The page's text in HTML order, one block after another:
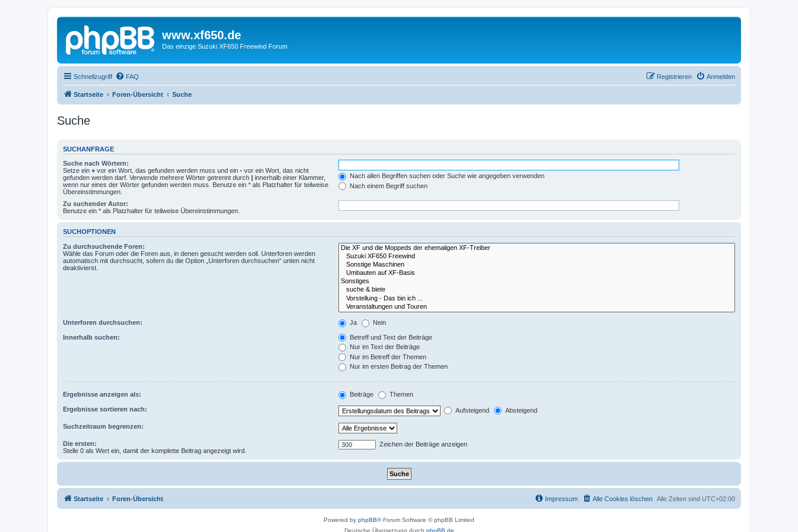
www.xf650.de
Das einzige Suzuki XF650 Freewind Forum
Schnellzugriff FAQ Anmelden
Registrieren
Startseite Foren-Übersicht Suche
Suche
SUCHANFRAGE
Suche nach Wörtern:
Setze ein + vor ein Wort, das gefunden werden muss und ein - vor ein Wort, das nicht
gefunden werden darf. Verwende mehrere Wörter getrennt durch | innerhalb einer Klammer,
wenn nur eines der Wörter gefunden werden muss. Benutze ein * als Platzhalter für teilweise
Übereinstimmungen.
Nach allen Begriffen suchen oder Suche wie angegeben verwenden
Nach einem Begriff suchen
Zu suchender Autor:
Benutze ein * als Platzhalter für teilweise Übereinstimmungen.
SUCHOPTIONEN
Zu durchsuchende Foren:
Wähle das Forum oder die Foren aus, in denen gesucht werden soll. Unterforen werden
automatisch mit durchsucht, sofern du die Option „Unterforen durchsuchen“ unten nicht
deaktivierst.
Unterforen durchsuchen: Ja Nein
Innerhalb suchen:
Betreff und Text der Beiträge
Nur im Text der Beiträge
Nur im Betreff der Themen
Nur im ersten Beitrag der Themen
Ergebnisse anzeigen als: Beiträge Themen
Ergebnisse sortieren nach: Aufsteigend Absteigend
Suchzeitraum begrenzen:
Die ersten:
Stelle 0 als Wert ein, damit der komplette Beitrag angezeigt wird.
Zeichen der Beiträge anzeigen
Startseite Foren-Übersicht Alle Zeiten sind UTC+02:00
Alle Cookies löschen
Impressum
Powered by phpBB® Forum Software © phpBB Limited
Deutsche Übersetzung durch phpBB.de